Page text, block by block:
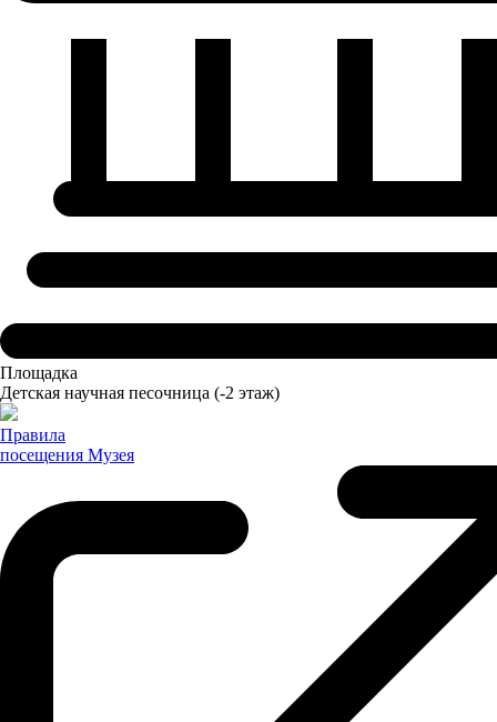
Площадка
Детская научная песочница (-2 этаж)
Правила
посещения Музея